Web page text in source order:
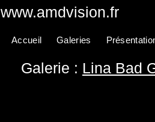
www.amdvision.fr
Accueil Galeries
Galerie : Lina Bad